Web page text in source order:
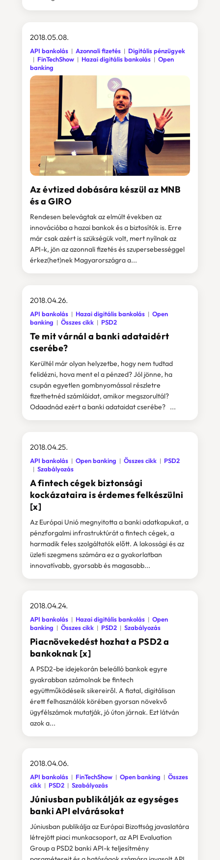
Az évtized dobására készül az MNB
és a GIRO
2018.05.08.
API bankolás Azonnali fizetés
Digitális pénzügyek
FinTechShow
Hazai digitális bankolás
Open
banking
Rendesen belevágtak az elmúlt években az
innovációba a hazai bankok és a biztosítók is. Erre
már csak azért is szükségük volt, mert nyílnak az
API-k, jön az azonnali fizetés és szupersebességgel
érkez(het)nek Magyarországra a...
Te mit várnál a banki adataidért
cserébe?
2018.04.26.
API bankolás Hazai digitális bankolás
Open
banking
Összes cikk PSD2
Kerültél már olyan helyzetbe, hogy nem tudtad
felidézni, hova ment el a pénzed? Jól jönne, ha
csupán egyetlen gombnyomással részletre
fizethetnéd számláidat, amikor megszorultál?
Odaadnád ezért a banki adataidat cserébe? ...
A fintech cégek biztonsági
kockázataira is érdemes felkészülni
[x]
2018.04.25.
API bankolás Open banking Összes cikk
PSD2
Szabályozás
Az Európai Unió megnyitotta a banki adatkapukat, a
pénzforgalmi infrastruktúrát a fintech cégek, a
harmadik feles szolgáltatók előtt. A lakossági és az
üzleti szegmens számára ez a gyakorlatban
innovatívabb, gyorsabb és magasabb...
Piacnövekedést hozhat a PSD2 a
bankoknak [x]
2018.04.24.
API bankolás Hazai digitális bankolás
Open
banking
Összes cikk PSD2 Szabályozás
A PSD2-be idejekorán beleálló bankok egyre
gyakrabban számolnak be fintech
együttműködéseik sikereiről. A fiatal, digitálisan
érett felhasználók körében gyorsan növekvő
ügyfélszámok mutatják, jó úton járnak. Ezt látván
azok a...
Júniusban publikálják az egységes
banki API elvárásokat
2018.04.06.
API bankolás FinTechShow Open banking
Összes
cikk
PSD2 Szabályozás
Júniusban publikálja az Európai Bizottság javaslatára
létrejött piaci munkacsoport, az API Evaluation
Group a PSD2 banki API-k teljesítmény